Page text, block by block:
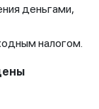
деньгами,
налогом.